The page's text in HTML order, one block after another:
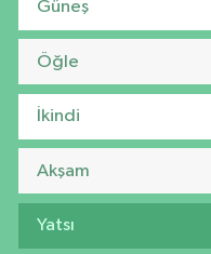
Güneş
Öğle
İkindi
Akşam
Yatsı